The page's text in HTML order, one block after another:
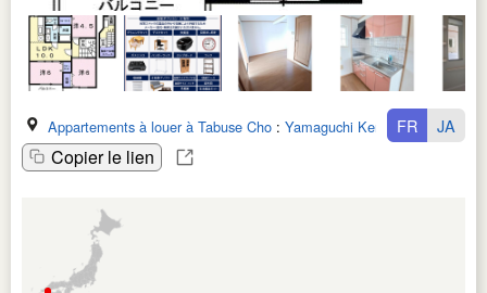
Appartements à louer à Tabuse Cho : Yamaguchi Ken
Copier le lien
FR JA